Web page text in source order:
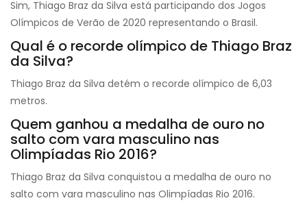
Sim, Thiago Braz da Silva está participando dos Jogos
Olímpicos de Verão de 2020 representando o Brasil.
Qual é o recorde olímpico de Thiago Braz
da Silva?
Thiago Braz da Silva detém o recorde olímpico de 6,03
metros.
Quem ganhou a medalha de ouro no
salto com vara masculino nas
Olimpíadas Rio 2016?
Thiago Braz da Silva conquistou a medalha de ouro no
salto com vara masculino nas Olimpíadas Rio 2016.